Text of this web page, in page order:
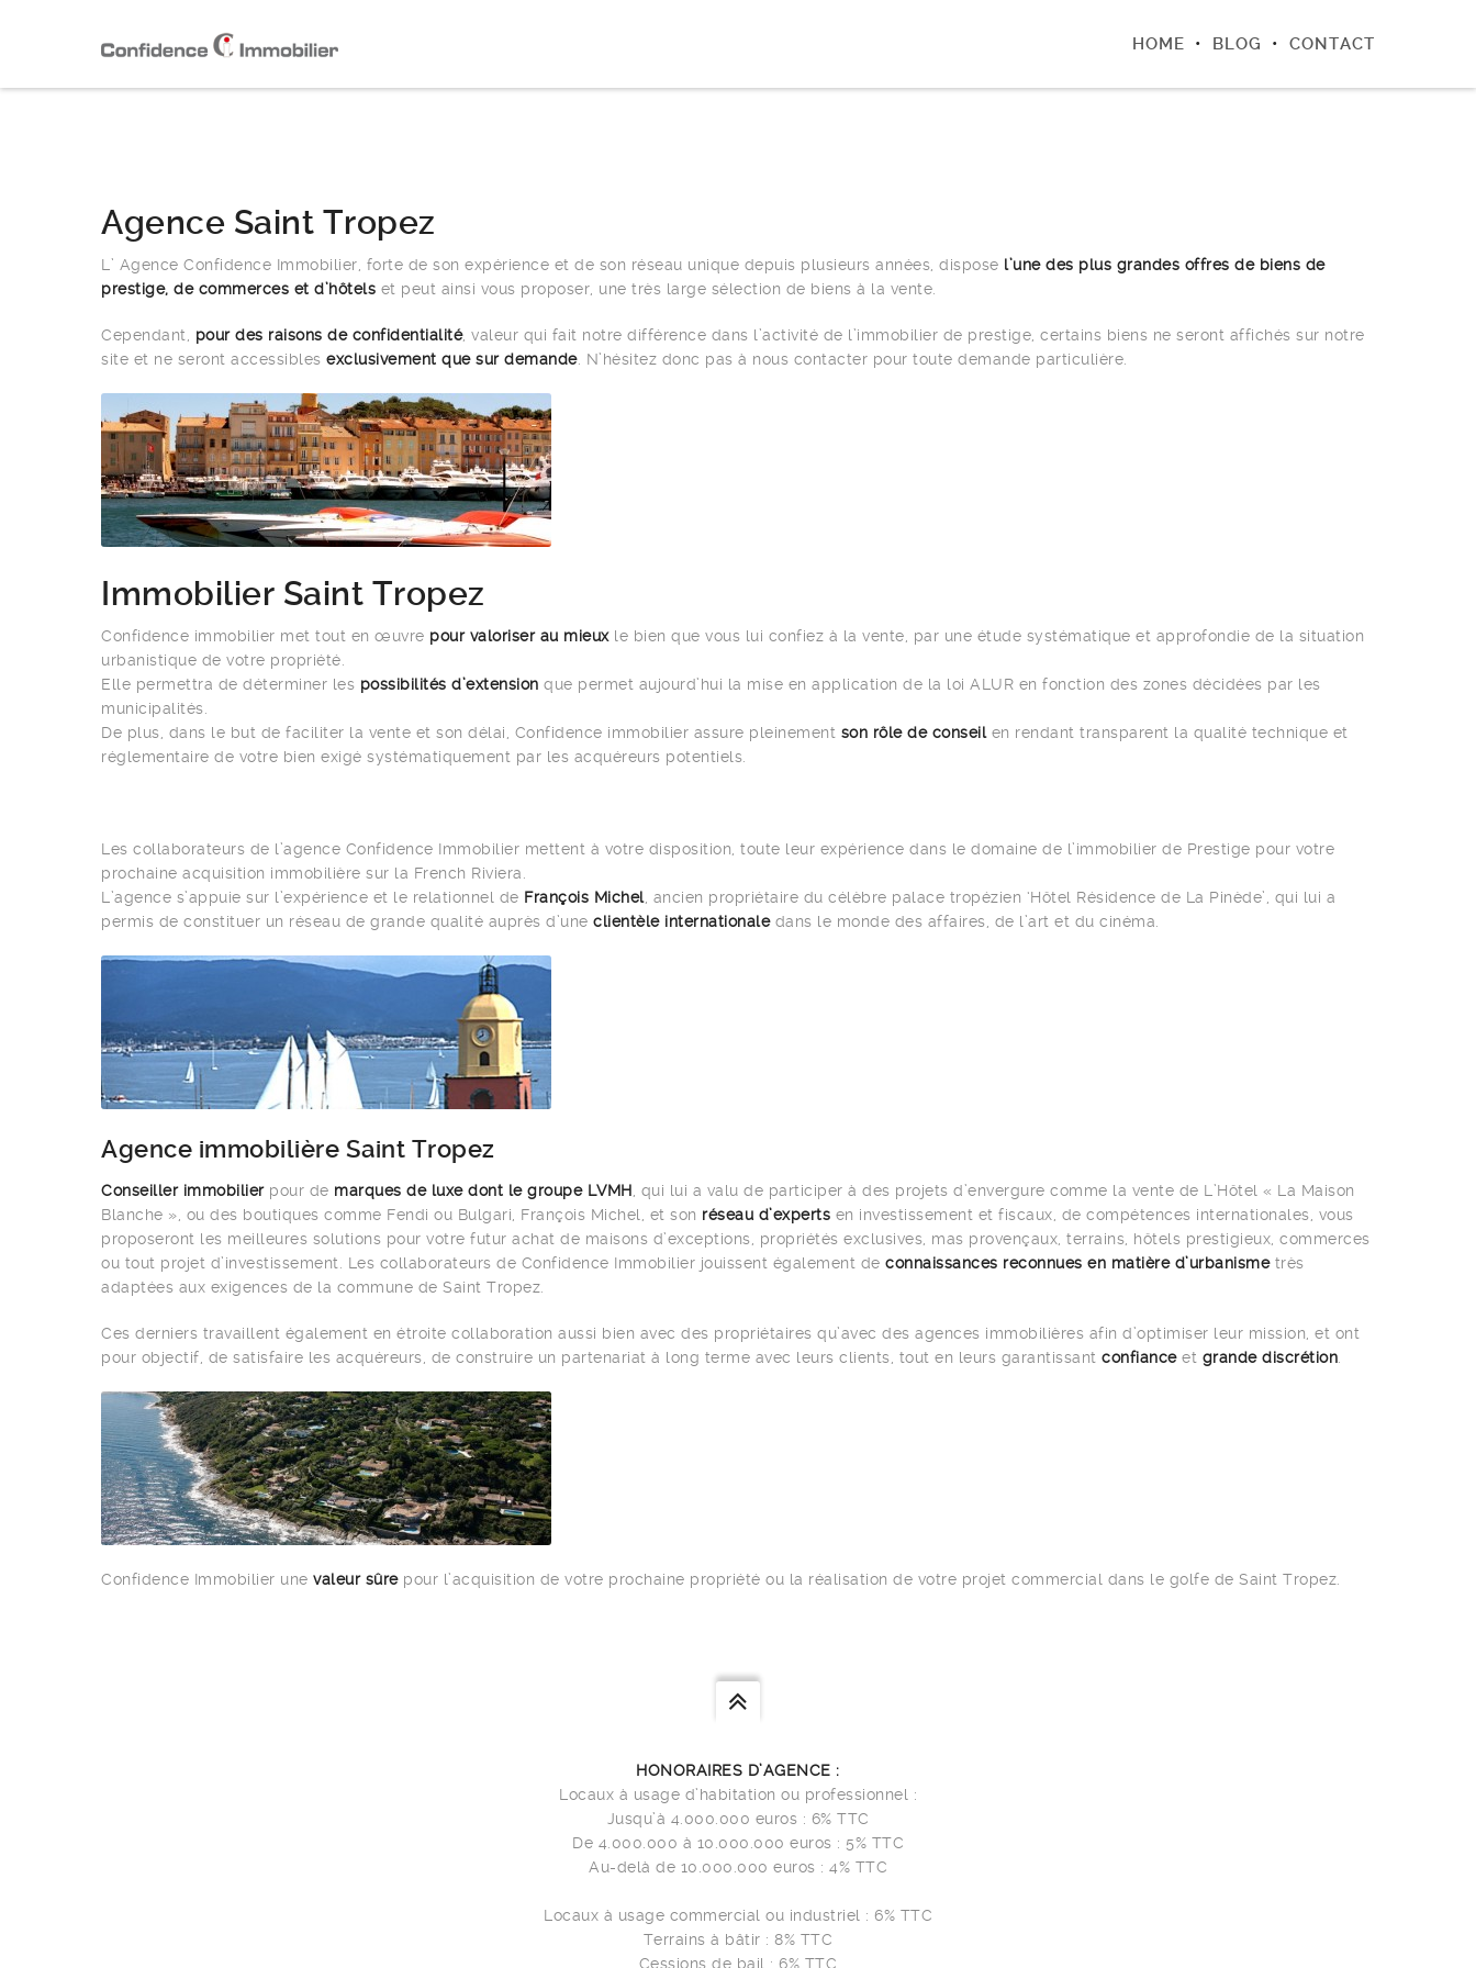
HOME BLOG CONTACT
Agence Saint Tropez
L’ Agence Confidence Immobilier, forte de son expérience et de son réseau unique depuis plusieurs années, dispose l’une des plus grandes offres de biens de
prestige, de commerces et d’hôtels et peut ainsi vous proposer, une très large sélection de biens à la vente.
Cependant, pour des raisons de confidentialité, valeur qui fait notre différence dans l’activité de l’immobilier de prestige, certains biens ne seront affichés sur notre
site et ne seront accessibles exclusivement que sur demande. N’hésitez donc pas à nous contacter pour toute demande particulière.
Immobilier Saint Tropez
Confidence immobilier met tout en œuvre pour valoriser au mieuxle bien que vous lui confiez à la vente, par une étude systématique et approfondie de la situation
urbanistique de votre propriété.
Elle permettra de déterminer les possibilités d’extension que permet aujourd’hui la mise en application de la loi ALUR en fonction des zones décidées par les
municipalités.
De plus, dans le but de faciliter la vente et son délai, Confidence immobilier assure pleinement son rôle de conseilen rendant transparent la qualité technique et
réglementaire de votre bien exigé systématiquement par les acquéreurs potentiels.
Les collaborateurs de l’agence Confidence Immobilier mettent à votre disposition, toute leur expérience dans le domaine de l’immobilier de Prestige pour votre
prochaine acquisition immobilière sur la French Riviera.
L’agence s’appuie sur l’expérience et le relationnel de François Michel, ancien propriétaire du célèbre palace tropézien ‘Hôtel Résidence de La Pinède’, qui lui a
permis de constituer un réseau de grande qualité auprès d’une clientèle internationaledans le monde des affaires, de l’art et du cinéma.
Agence immobilière Saint Tropez
Conseiller immobilierpour de marques de luxe dont le groupe LVMH , qui lui a valu de participer à des projets d’envergure comme la vente de L’Hôtel « La Maison
Blanche », ou des boutiques comme Fendi ou Bulgari, François Michel, et son réseau d’experts en investissement et fiscaux, de compétences internationales, vous
proposeront les meilleures solutions pour votre futur achat de maisons d’exceptions, propriétés exclusives, mas provençaux, terrains, hôtels prestigieux, commerces
ou tout projet d’investissement. Les collaborateurs de Confidence Immobilier jouissent également de connaissances reconnues en matière d’urbanismetrès
adaptées aux exigences de la commune de Saint Tropez.
Ces derniers travaillent également en étroite collaboration aussi bien avec des propriétaires qu’avec des agences immobilières afin d’optimiser leur mission, et ont
pour objectif, de satisfaire les acquéreurs, de construire un partenariat à long terme avec leurs clients, tout en leurs garantissant confianceet grande discrétion
Confidence Immobilier une valeur sûrepour l’acquisition de votre prochaine propriété ou la réalisation de votre projet commercial dans le golfe de Saint Tropez.
HONORAIRES D’AGENCE :
Locaux à usage d’habitation ou professionnel :
Jusqu’à 4.000.000 euros : 6% TTC
De 4.000.000 à 10.000.000 euros : 5% TTC
Au-delà de 10.000.000 euros : 4% TTC
Locaux à usage commercial ou industriel : 6% TTC
Terrains à bâtir : 8% TTC
Cessions de bail : 6% TTC